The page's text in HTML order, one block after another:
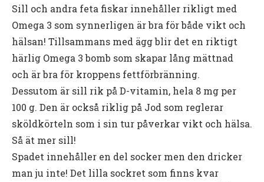
Sill och andra feta fiskar innehåller rikligt med
Omega 3 som synnerligen är bra för både vikt och
hälsan! Tillsammans med ägg blir det en riktigt
härlig Omega 3 bomb som skapar lång mättnad
och är bra för kroppens fettförbränning.
Dessutom är sill rik på D-vitamin, hela 8 mg per
100 g. Den är också riklig på Jod som reglerar
sköldkörteln som i sin tur påverkar vikt och hälsa.
Så ät mer sill!
Spadet innehåller en del socker men den dricker
man ju inte! Det lilla sockret som finns kvar